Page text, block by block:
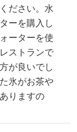
ださい。水
ーを購入し
ーターを使
ストランで
が良いでし
氷がお茶や
りますの